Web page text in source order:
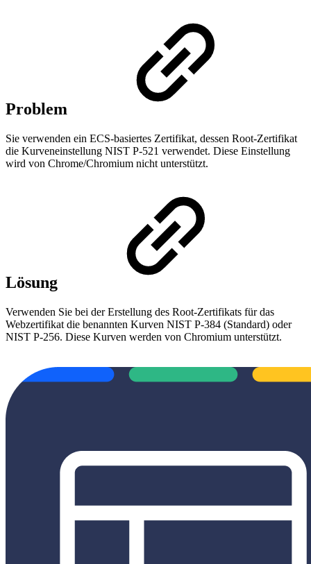
Problem
Sie verwenden ein ECS-basiertes Zertifikat, dessen Root-Zertifikat
die Kurveneinstellung NIST P-521 verwendet. Diese Einstellung
wird von Chrome/Chromium nicht unterstützt.
Lösung
Verwenden Sie bei der Erstellung des Root-Zertifikats für das
Webzertifikat die benannten Kurven NIST P-384 (Standard) oder
NIST P-256. Diese Kurven werden von Chromium unterstützt.